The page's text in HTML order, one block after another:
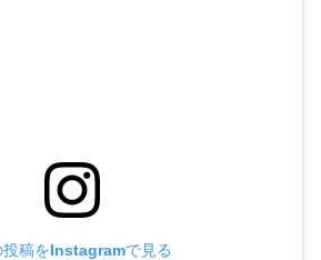
投稿をInstagramで見る